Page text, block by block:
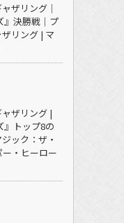
ザリング｜
』決勝戦｜プ
リング | マ
ザリング |
』トップ8の
ック：ザ・
・ヒーロー